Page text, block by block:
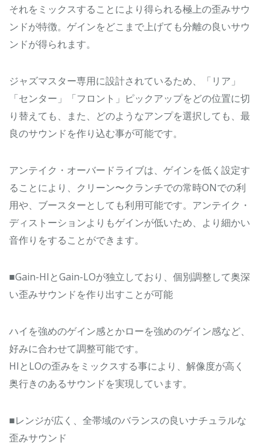
それをミックスすることにより得られる極上の歪みサウ
ンドが特徴。ゲインをどこまで上げても分離の良いサウ
ンドが得られます。
ジャズマスター専用に設計されているため、「リア」
「センター」「フロント」ピックアップをどの位置に切
り替えても、また、どのようなアンプを選択しても、最
良のサウンドを作り込む事が可能です。
アンテイク・オーバードライブは、ゲインを低く設定す
ることにより、クリーン〜クランチでの常時ONでの利
用や、ブースターとしても利用可能です。アンテイク・
ディストーションよりもゲインが低いため、より細かい
音作りをすることができます。
■Gain-HIとGain-LOが独立しており、個別調整して奥深
い歪みサウンドを作り出すことが可能
ハイを強めのゲイン感とかローを強めのゲイン感など、
好みに合わせて調整可能です。
HIとLOの歪みをミックスする事により、解像度が高く
奥行きのあるサウンドを実現しています。
■レンジが広く、全帯域のバランスの良いナチュラルな
歪みサウンド